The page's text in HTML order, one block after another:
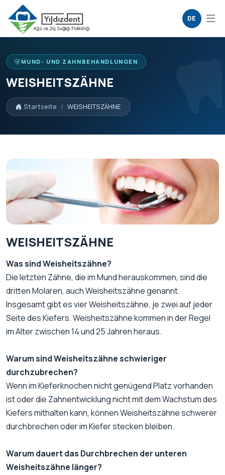
DE
MUND- UND ZAHNBEHANDLUNGEN
WEISHEITSZÄHNE
Startseite WEISHEITSZÄHNE
WEISHEITSZÄHNE
Was sind Weisheitszähne?
Die letzten Zähne, die im Mund herauskommen, sind die
dritten Molaren, auch Weisheitszähne genannt.
Insgesamt gibt es vier Weisheitszähne, je zwei auf jeder
Seite des Kiefers. Weisheitszähne kommen in der Regel
im Alter zwischen 14 und 25 Jahren heraus.
Warum sind Weisheitszähne schwieriger
durchzubrechen?
Wenn im Kieferknochen nicht genügend Platz vorhanden
ist oder die Zahnentwicklung nicht mit dem Wachstum des
Kiefers mithalten kann, können Weisheitszähne schwerer
durchbrechen oder im Kiefer stecken bleiben.
Warum dauert das Durchbrechen der unteren
Weisheitszähne länger?